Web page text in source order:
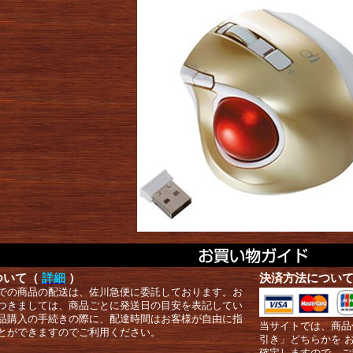
いて（ 詳細 ）
の商品の配送は、佐川急便に委託しております。お
きましては、商品ごとに発送日の目安を表記してい
購入の手続きの際に、配達時間はお客様が自由に指
ができますのでご利用ください。
決済方法につい
当サイトでは、商
引き」どちらかを